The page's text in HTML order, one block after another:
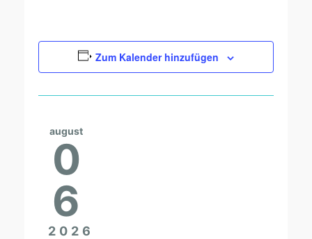
Zum Kalender hinzufügen
august
0
6
2026